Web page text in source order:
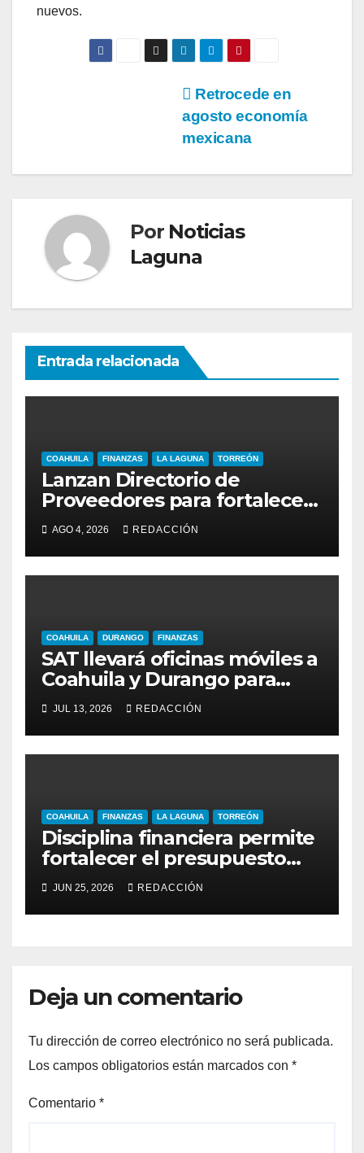
nuevos.
entradas
Retrocede en
agosto economía
mexicana
Por Noticias
Laguna
Entrada relacionada
COAHUILA FINANZAS LA LAGUNA TORREÓN
Lanzan Directorio de
Proveedores para fortalecer
a empresas de La Laguna
AGO 4, 2026 REDACCIÓN
COAHUILA DURANGO FINANZAS
SAT llevará oficinas móviles a
Coahuila y Durango para
facilitar trámites fiscales
JUL 13, 2026 REDACCIÓN
COAHUILA FINANZAS LA LAGUNA TORREÓN
Disciplina financiera permite
fortalecer el presupuesto
municipal 2026 en Torreón
JUN 25, 2026 REDACCIÓN
Deja un comentario
Tu dirección de correo electrónico no será publicada.
Los campos obligatorios están marcados con *
Comentario *